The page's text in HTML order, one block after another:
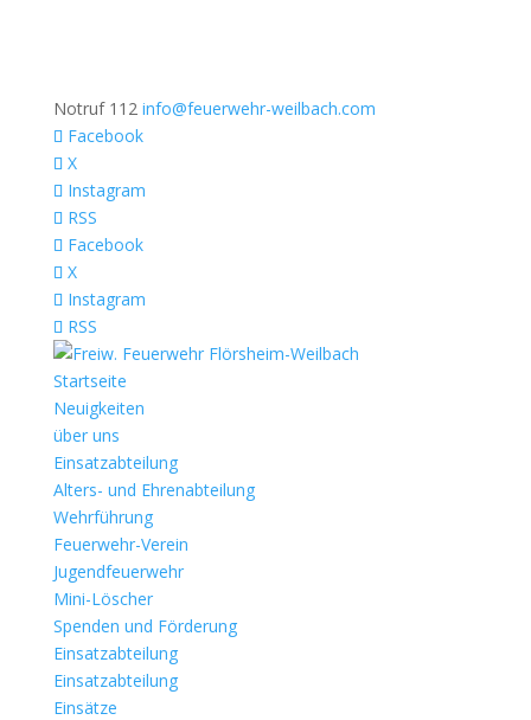
Notruf 112 info@feuerwehr-weilbach.com
Facebook
X
Instagram
RSS
Facebook
X
Instagram
RSS
Startseite
Neuigkeiten
über uns
Einsatzabteilung
Alters- und Ehrenabteilung
Wehrführung
Feuerwehr-Verein
Jugendfeuerwehr
Mini-Löscher
Spenden und Förderung
Einsatzabteilung
Einsatzabteilung
Einsätze